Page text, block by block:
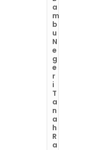
a
m
b
u
N
e
g
e
r
i
T
a
n
a
h
R
a